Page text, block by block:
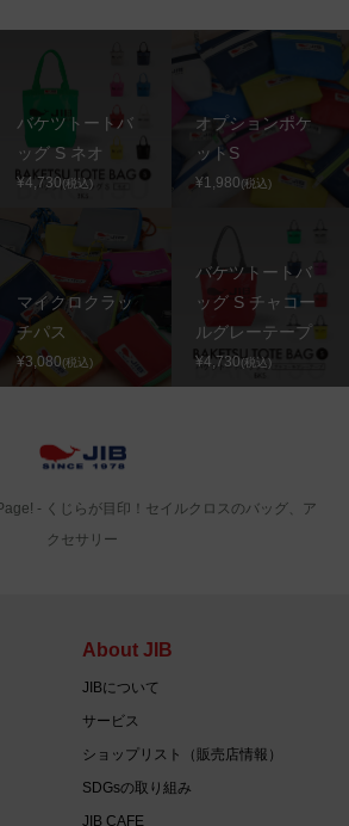
バケツトートバ
ッグ S ネオ
¥4,730(税込)
オプションポケ
ットS
¥1,980(税込)
マイクロクラッ
チパス
¥3,080(税込)
バケツトートバ
ッグ S チャコー
ルグレーテープ
¥4,730(税込)
‐ くじらが目印！セイルクロスのバッグ、ア
クセサリー
About JIB
JIBについて
サービス
ショップリスト（販売店情報）
SDGsの取り組み
JIB CAFE